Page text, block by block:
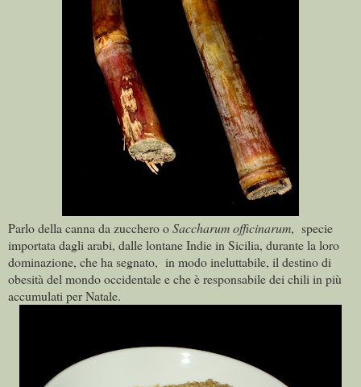
Parlo della canna da zucchero oSaccharum officinarum, specie
importata dagli arabi, dalle lontane Indie in Sicilia, durante la loro
dominazione, che ha segnato, in modo ineluttabile, il destino di
obesità del mondo occidentale e che è responsabile dei chili in più
accumulati per Natale.